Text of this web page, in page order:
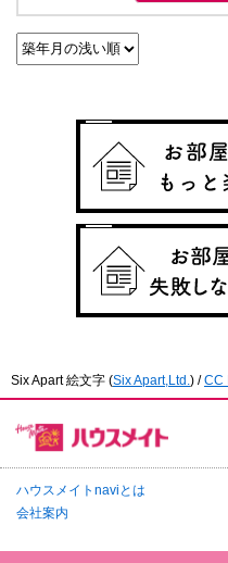
Six Apart 絵文字 (Six Apart,Ltd. ) /CC
ハウスメイトnaviとは
会社案内